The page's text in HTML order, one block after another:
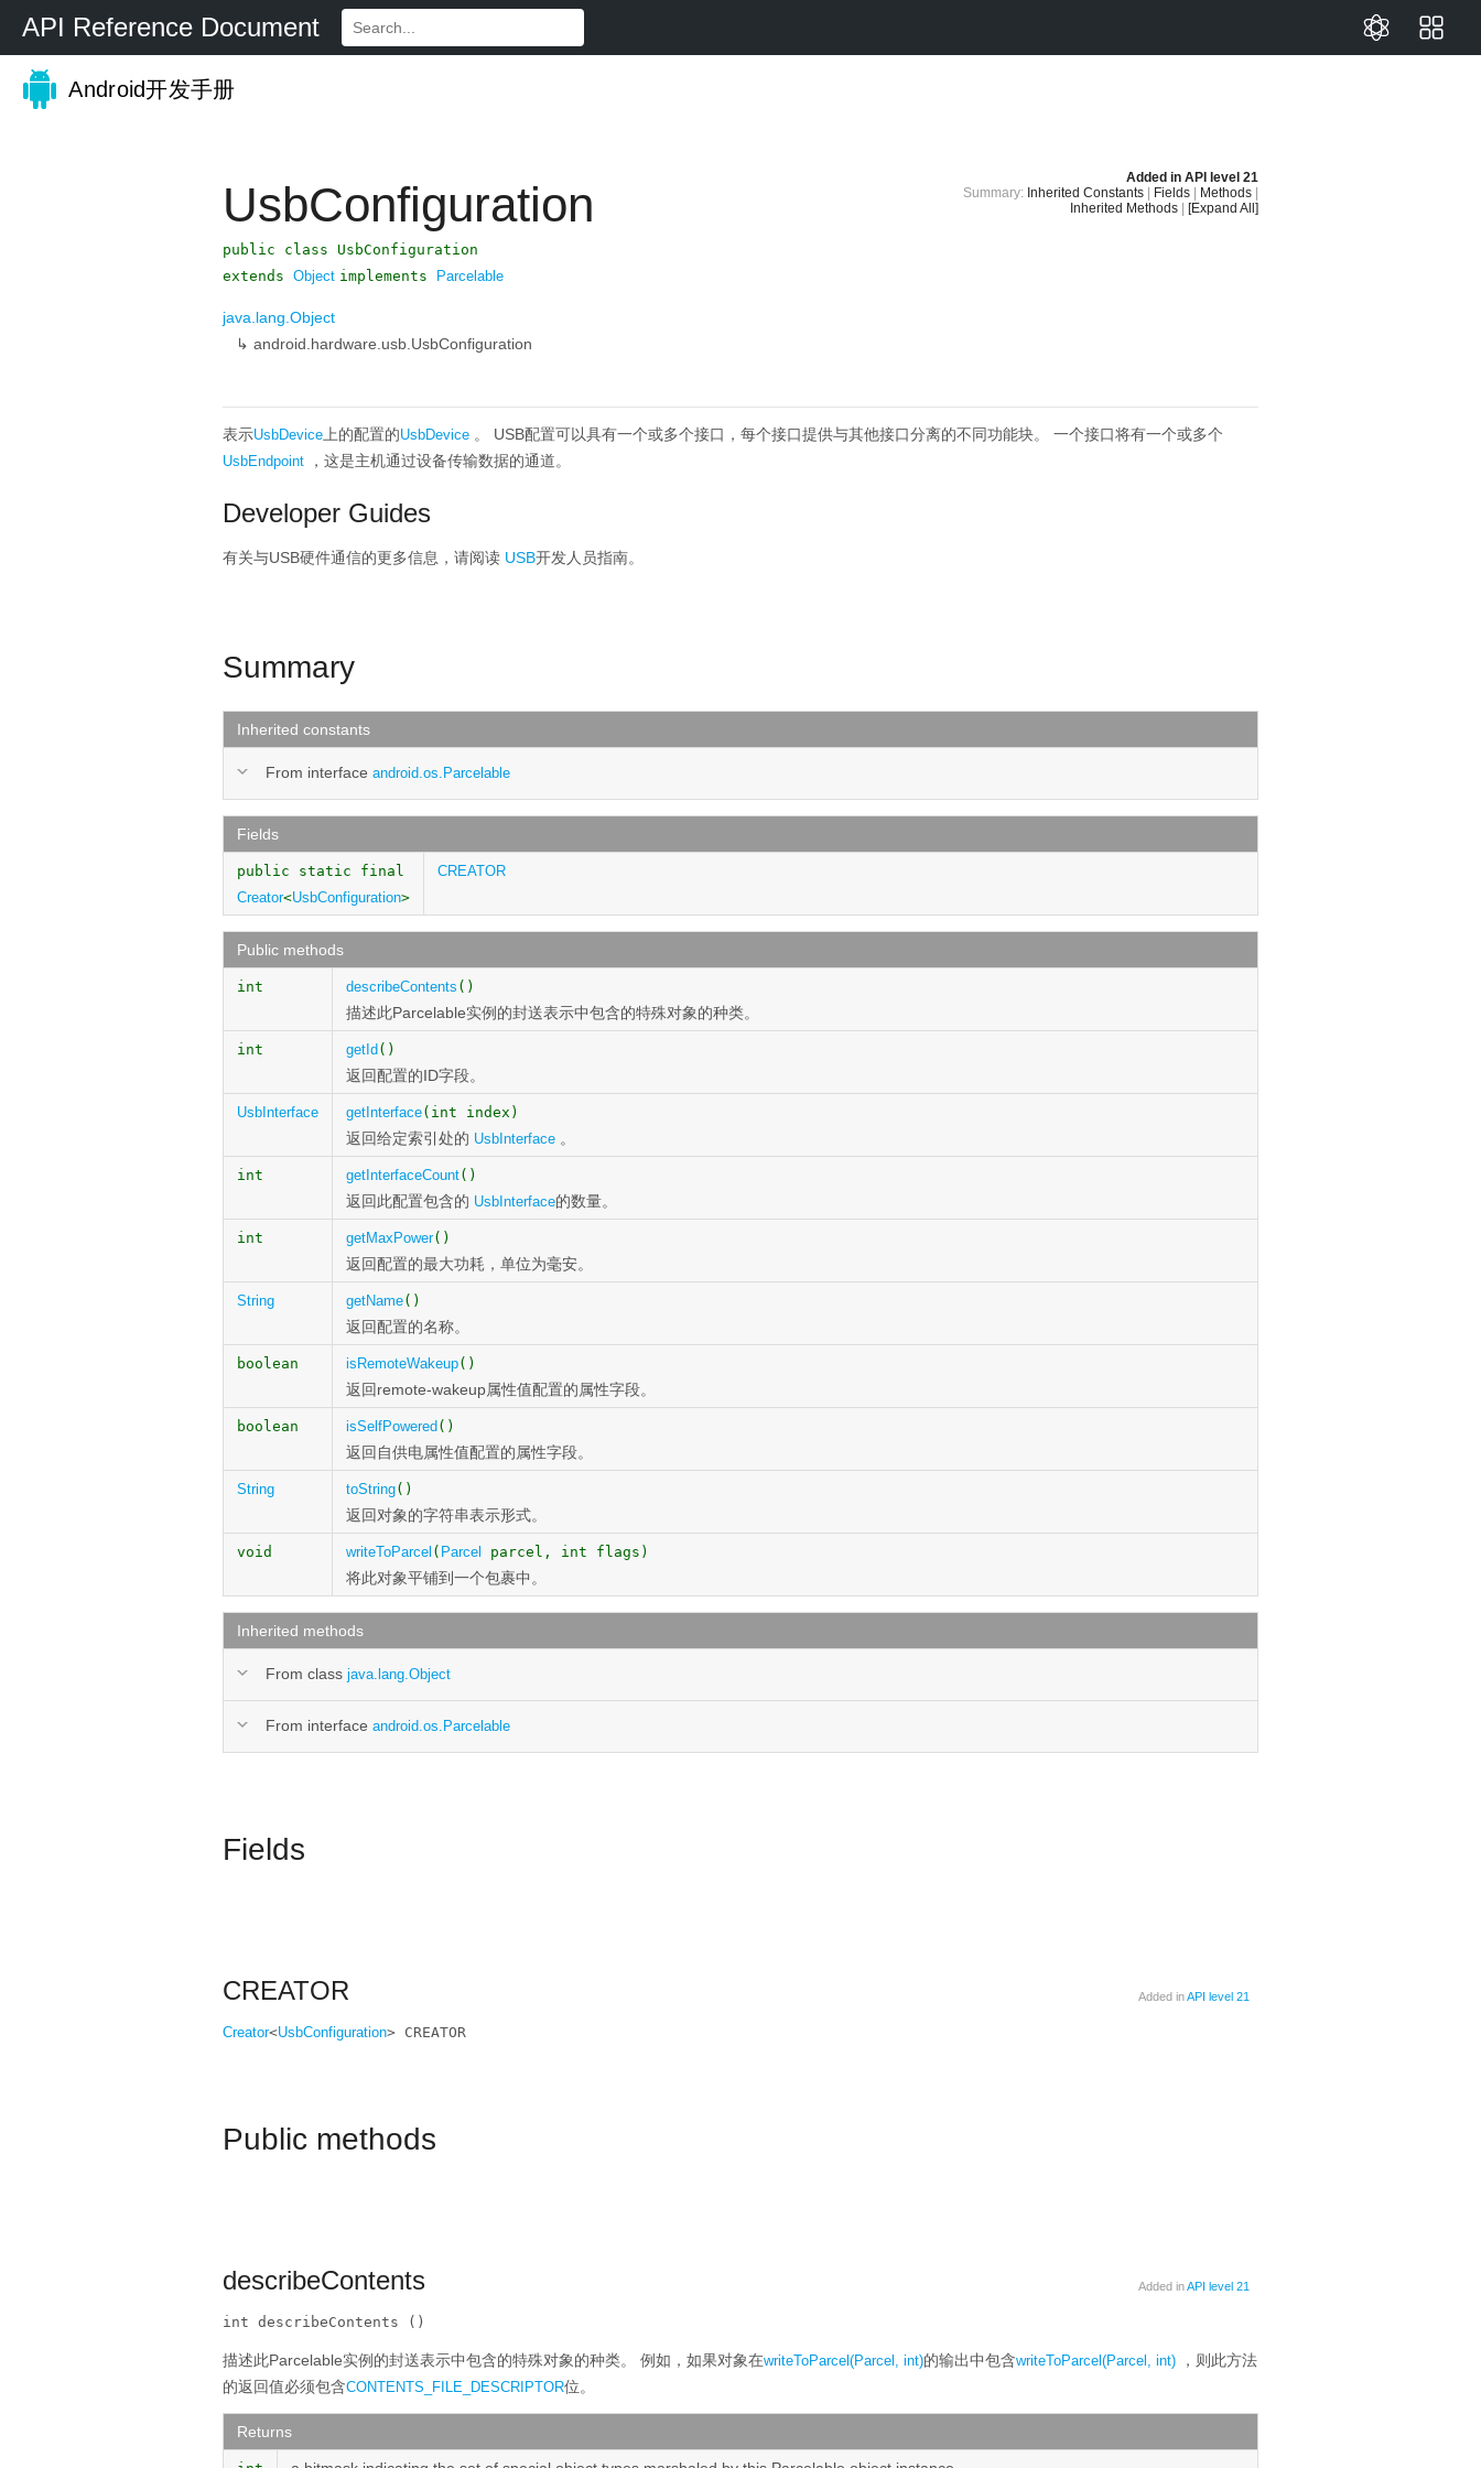
API Reference Document
Android开发手册
Added in API level 21
Summary: Inherited Constants Fields Methods
Inherited Methods
[Expand All]
UsbConfiguration
public class UsbConfiguration
extends Object implements Parcelable
java.lang.Object
↳ android.hardware.usb.UsbConfiguration
表示UsbDevice 上的配置的UsbDevice 。 USB配置可以具有一个或多个接口，每个接口提供与其他接口分离的不同功能块。 一个接口将有一个或多个
UsbEndpoint ，这是主机通过设备传输数据的通道。
Developer Guides
有关与USB硬件通信的更多信息，请阅读 USB开发人员指南。
Summary
Inherited constants
From interface android.os.Parcelable
Fields
public static final
Creator<UsbConfiguration>
CREATOR
Public methods
int describeContents ()
描述此Parcelable实例的封送表示中包含的特殊对象的种类。
int getId ()
返回配置的ID字段。
UsbInterface getInterface(int index)
返回给定索引处的 UsbInterface 。
int getInterfaceCount()
返回此配置包含的 UsbInterface的数量。
int getMaxPower()
返回配置的最大功耗，单位为毫安。
String getName()
返回配置的名称。
boolean isRemoteWakeup()
返回remote-wakeup属性值配置的属性字段。
boolean isSelfPowered ()
返回自供电属性值配置的属性字段。
String toString()
返回对象的字符串表示形式。
void writeToParcel ( Parcel parcel, int flags)
将此对象平铺到一个包裹中。
Inherited methods
From class java.lang.Object
From interface android.os.Parcelable
Fields
CREATOR Added inAPI level 21
Creator<UsbConfiguration> CREATOR
Public methods
describeContents Added inAPI level 21
int describeContents ()
描述此Parcelable实例的封送表示中包含的特殊对象的种类。 例如，如果对象在writeToParcel(Parcel, int)的输出中包含writeToParcel(Parcel, int) ，则此方法
的返回值必须包含CONTENTS_FILE_DESCRIPTOR位。
Returns